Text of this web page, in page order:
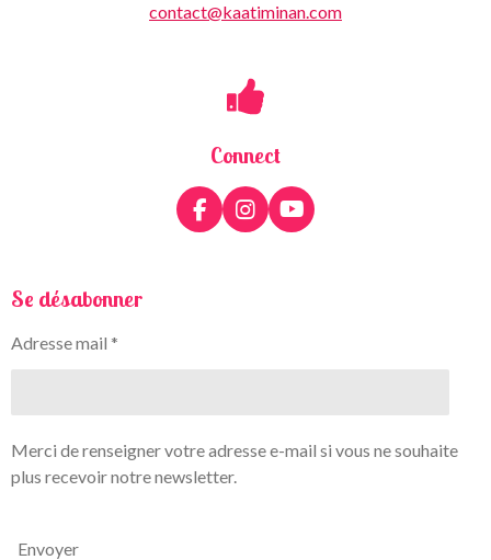
contact@kaatiminan.com
Connect
F
a
I
n
Y
o
Se désabonner
Adresse mail *
Merci de renseigner votre adresse e-mail si vous ne souhaite
plus recevoir notre newsletter.
Envoyer